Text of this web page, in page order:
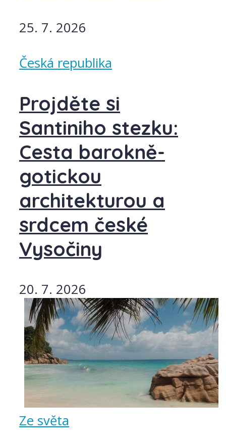
25. 7. 2026
Česká republika
Projděte si
Santiniho stezku:
Cesta barokně-
gotickou
architekturou a
srdcem české
Vysočiny
20. 7. 2026
Ze světa